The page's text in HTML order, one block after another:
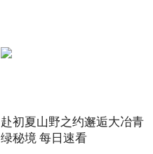
赴初夏山野之约邂逅大冶青
绿秘境 每日速看